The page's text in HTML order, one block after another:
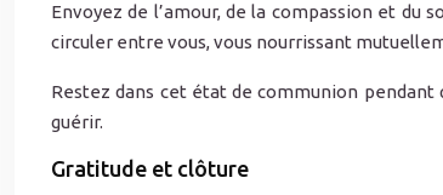
Envoyez de l’amour, de la compassion et
circuler entre vous, vous nourrissant
Restez dans cet état de communion
guérir.
Gratitude et clôture